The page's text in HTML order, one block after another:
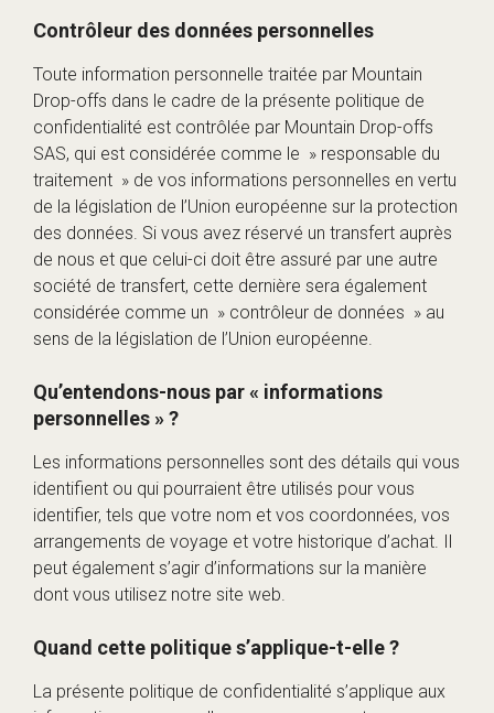
Contrôleur des données personnelles
Toute information personnelle traitée par Mountain
Drop-offs dans le cadre de la présente politique de
confidentialité est contrôlée par Mountain Drop-offs
SAS, qui est considérée comme le » responsable du
traitement » de vos informations personnelles en vertu
de la législation de l’Union européenne sur la protection
des données. Si vous avez réservé un transfert auprès
de nous et que celui-ci doit être assuré par une autre
société de transfert, cette dernière sera également
considérée comme un » contrôleur de données » au
sens de la législation de l’Union européenne.
Qu’entendons-nous par « informations
personnelles » ?
Les informations personnelles sont des détails qui vous
identifient ou qui pourraient être utilisés pour vous
identifier, tels que votre nom et vos coordonnées, vos
arrangements de voyage et votre historique d’achat. Il
peut également s’agir d’informations sur la manière
dont vous utilisez notre site web.
Quand cette politique s’applique-t-elle ?
La présente politique de confidentialité s’applique aux